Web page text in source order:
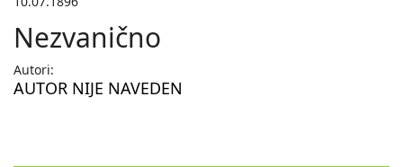
Nezvanično
Autori:
AUTOR NIJE NAVEDEN